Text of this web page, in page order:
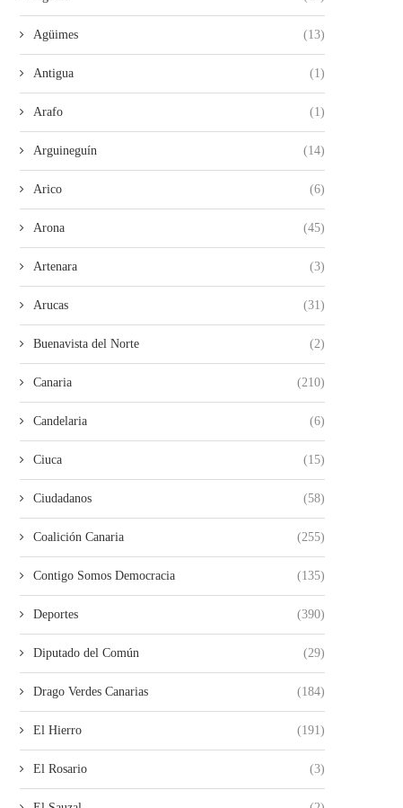
LA GUARDIA CIVIL DETIENE A TRES
MENORES DE...
30/07/2026
INVESTIGAN LA
RESTOS HUMANOS EN
28/07/2026
Agüimes (13)
Antigua (1)
Arafo (1)
Arguineguín (14)
Arico (6)
Arona (45)
Artenara (3)
Arucas (31)
Buenavista del Norte (2)
Canaria (210)
Candelaria (6)
Ciuca (15)
Ciudadanos (58)
Coalición Canaria (255)
Contigo Somos Democracia (135)
Deportes (390)
Diputado del Común (29)
Drago Verdes Canarias (184)
El Hierro (191)
El Rosario (3)